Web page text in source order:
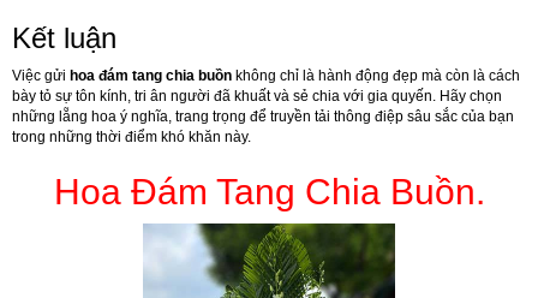
Kết luận
Việc gửi hoa đám tang chia buồn không chỉ là hành động đẹp mà còn là cách
bày tỏ sự tôn kính, tri ân người đã khuất và sẻ chia với gia quyến. Hãy chọn
những lẵng hoa ý nghĩa, trang trọng để truyền tải thông điệp sâu sắc của bạn
trong những thời điểm khó khăn này.
Hoa Đám Tang Chia Buồn.